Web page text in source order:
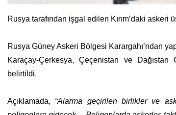
Rusya tarafından işgal edilen Kırım’daki
Rusya Güney Askeri Bölgesi Karargahı’ndan
Karaçay-Çerkesya, Çeçenistan ve
belirtildi.
Açıklamada, “Alarma geçirilen birlikler ve